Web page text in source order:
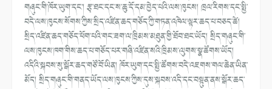
གཞུང་གི་ཁོར་ཡུག་དང་། རྩྭ་ཐང་དང་ས་ཆུ་དོ་དམ་བྱེད་པའི་ལས་ཁུངས། ཁྲལ་རིགས་དང་སྤྱི་
བདེ་ལས་ཁུངས་སོགས་ཀྱིས་སྲིད་འཛིན་ཆད་གཅོད་ཀྱི་གཏན་འཁེལ་ལྟར་ཆད་པ་བཅད་ཚེ།
སྲིད་འཛིན་ཆད་གཅོད་ཕོག་པའི་གང་ཟག་ལ་ཁྲིམས་མཐུན་གྱི་ཐོབ་ཐང་ཡོད། སྲིད་གཞུང་གི་
ལས་ཁུངས་ཁག་གིས་ཆད་པ་གཅོད་པར་གཞི་འཛིན་སའི་ཁྲིམས་ལུགས་སྣ་ཚོགས་ཡོད།
འདིའི་སྐབས་སུ་སྒོར་ཆད་གཙོ་བོ་ཡིན། ཁོར་ཡུག་དང་སྤྱི་ཚོགས་བདེ་འཇགས་གལ་ཆེན་ཡིན་
མོད། སྲིད་གཞུང་གི་གནད་ཡོད་ལས་ཁུངས་ཀྱིས་དུས་སྐབས་འདི་དང་བསྟུན་ནས་སྒོར་ཆད་